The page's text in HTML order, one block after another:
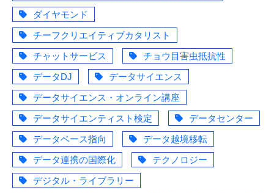
ダイヤモンド
チーフクリエイティブカタリスト
チャットサービス
チョウ目害虫抵抗性
データDJ
データサイエンス
データサイエンス・オンライン講座
データサイエンティスト検定
データセンター
データベース指向
データ越境移転
データ連携の国際化
テクノロジー
デジタル・ライブラリー